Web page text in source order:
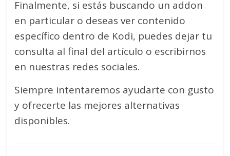
Finalmente, si estás buscando un addon
en particular o deseas ver contenido
específico dentro de Kodi, puedes dejar tu
consulta al final del artículo o escribirnos
en nuestras redes sociales.
Siempre intentaremos ayudarte con gusto
y ofrecerte las mejores alternativas
disponibles.